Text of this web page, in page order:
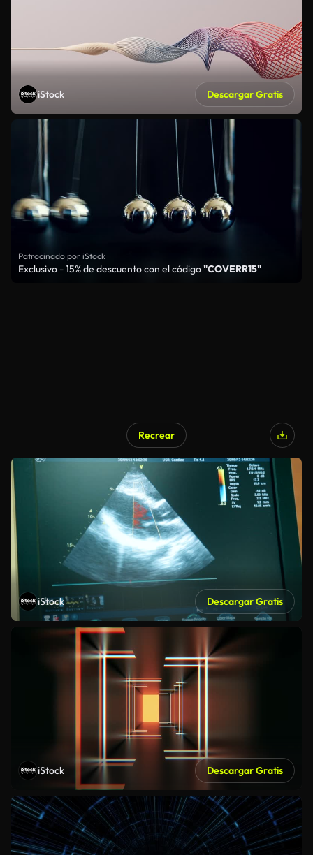
iStock Descargar Gratis
Patrocinado por iStock
Exclusivo - 15% de descuento con el código"COVERR15"
Recrear
iStock Descargar Gratis
iStock Descargar Gratis